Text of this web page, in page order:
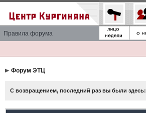
Правила форума
Форум ЭТЦ
С возвращением, последний раз вы были здесь: